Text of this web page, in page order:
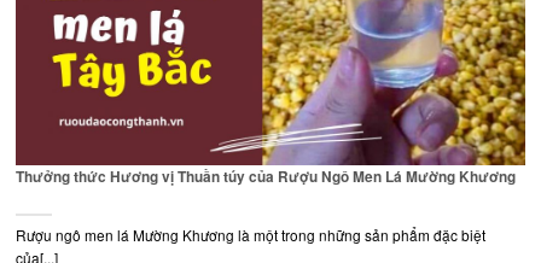
Thưởng thức Hương vị Thuần túy của Rượu Ngô Men Lá Mường Khương
Rượu ngô men lá Mường Khương là một trong những sản phẩm đặc biệt
của[...]